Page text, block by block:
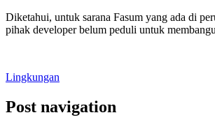
Diketahui, untuk sarana Fasum yang ada di
pihak developer belum peduli untuk
Lingkungan
Post navigation